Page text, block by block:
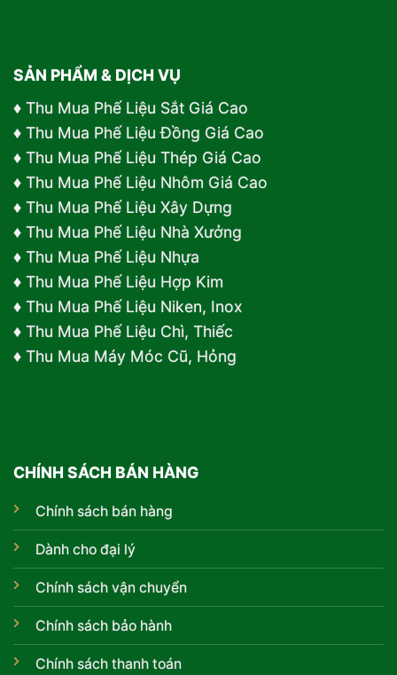
SẢN PHẨM & DỊCH VỤ
♦ Thu Mua Phế Liệu Sắt Giá Cao
♦ Thu Mua Phế Liệu Đồng Giá Cao
♦ Thu Mua Phế Liệu Thép Giá Cao
♦ Thu Mua Phế Liệu Nhôm Giá Cao
♦ Thu Mua Phế Liệu Xây Dựng
♦ Thu Mua Phế Liệu Nhà Xưởng
♦ Thu Mua Phế Liệu Nhựa
♦ Thu Mua Phế Liệu Hợp Kim
♦ Thu Mua Phế Liệu Niken, Inox
♦ Thu Mua Phế Liệu Chì, Thiếc
♦ Thu Mua Máy Móc Cũ, Hỏng
CHÍNH SÁCH BÁN HÀNG
Chính sách bán hàng
Dành cho đại lý
Chính sách vận chuyển
Chính sách bảo hành
Chính sách thanh toán